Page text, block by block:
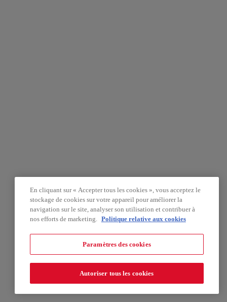
En cliquant sur « Accepter tous les cookies », vous acceptez le
stockage de cookies sur votre appareil pour améliorer la
navigation sur le site, analyser son utilisation et contribuer à
nos efforts de marketing. Politique relative aux cookies
Paramètres des cookies
Autoriser tous les cookies